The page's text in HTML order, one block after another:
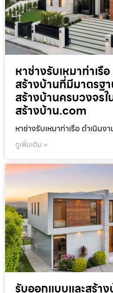
หาช่างรับเหมาท่าเรื
สร้างบ้านที่มีมาตรฐ
สร้างบ้านครบวงจร
สร้างบ้าน.com
หาช่างรับเหมาท่าเรือ ดำเนินง
ดูเพิ่มเติม »
รับออกแบบและสร้า